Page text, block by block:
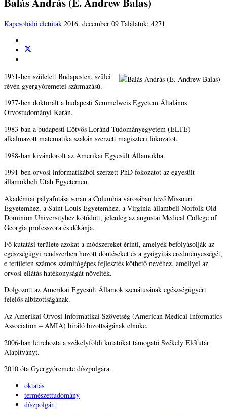
Kapcsolódó életútak 2016. december 09 Találatok: 4271
1951-ben született Budapesten, szülei
révén gyergyóremetei származású.
1977-ben doktorált a budapesti Semmelweis Egyetem Általános
Orvostudományi Karán.
1983-ban a budapesti Eötvös Loránd Tudományegyetem (ELTE)
alkalmazott matematika szakán szerzett magiszteri fokozatot.
1988-ban kivándorolt az Amerikai Egyesült Államokba.
1991-ben orvosi informatikából szerzett PhD fokozatot az egyesült
államokbeli Utah Egyetemen.
Akadémiai pályafutása során a Columbia városában lévő Missouri
Egyetemhez, a Saint Louis Egyetemhez, a Virginia állambeli Norfolk Old
Dominion Universityhez kötődött, jelenleg az augustai Medical College of
Georgia professzora és dékánja.
Fő kutatási területe azokat a módszereket érinti, amelyek befolyásolják az
egészségügyi rendszerben hozott döntéseket és a gyógyítás eredményességét,
e területen számos számítógépes fejlesztés köthető nevéhez, amellyel az
orvosi ellátás hatékonyságát növelték.
Dolgozott az Amerikai Egyesült Államok szenátusának egészségügyért
felelős albizottságának.
Az Amerikai Orvosi Informatikai Szövetség (American Medical Informatics
Association – AMIA) bíráló bizottságának elnöke.
2006-ban létrehozta a székelyföldi kutatókat támogató Székely Előfutár
Alapítványt.
2010 óta Gyergyóremete díszpolgára.
oktatás
természettudomány
díszpolgár